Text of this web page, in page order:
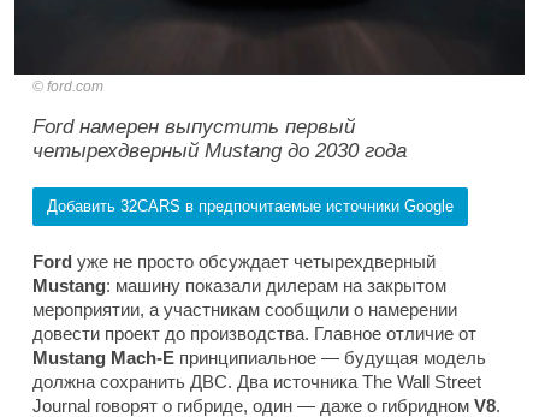
ford.com
Ford намерен выпустить первый
четырехдверный Mustang до 2030 года
Добавить 32CARS в предпочитаемые источники Google
Ford уже не просто обсуждает четырехдверный
Mustang: машину показали дилерам на закрытом
мероприятии, а участникам сообщили о намерении
довести проект до производства. Главное отличие от
Mustang Mach-E принципиальное — будущая модель
должна сохранить ДВС. Два источника The Wall Street
Journal говорят о гибриде, один — даже о гибридном V8.